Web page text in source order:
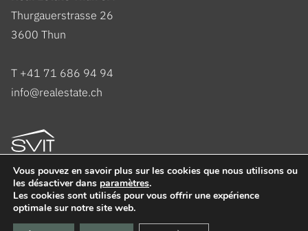
Thurgauerstrasse 26
3600 Thun
T +41 71 686 94 94
info@realestate.ch
casasoft.ch© All rights reserved.
Vous pouvez en savoir plus sur les cookies que nous utilisons ou
les désactiver dans paramètres.
Les cookies sont utilisés pour vous offrir une expérience
optimale sur notre site web.